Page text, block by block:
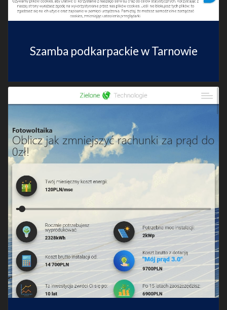
Szamba podkarpackie w Tarnowie